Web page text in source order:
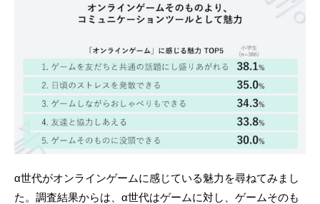
α世代がオンラインゲームに感じている魅力を尋ねてみまし
た。調査結果からは、α世代はゲームに対し、ゲームそのも